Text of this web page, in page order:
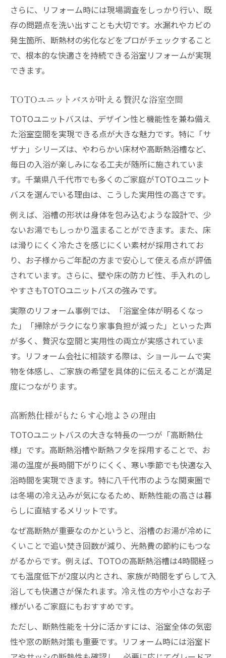
TOTOユニットバス選びで失敗しないコツ
リフォーム成功のための製品比較ポイント
TOTOユニットバス選びで注目すべき機能
後悔しないリフォームのポイントまとめ
高断熱仕様で家族全員が温まる理由
リフォームで叶う高断熱浴槽の温かさ
TOTOユニットバスが守る家族の健康
寒い季節も快適な浴室空間の秘訣
高断熱仕様のリフォームが選ばれる理由
暮らしを変える最新浴室リフォーム指南
リフォームで叶う理想の浴室ライフ
TOTOユニットバスの最新技術を徹底解説
快適・省エネを両立するリフォーム事例
暮らしを豊かにする浴室リフォームの極意
リフォーム後に実感する生活の変化とは
さらに、リフォーム時には現場調査をしっかり行い、既
存の問題点を洗い出すことも大切です。水漏れやカビの
発生箇所、断熱材の劣化などをプロがチェックすること
で、根本的な快適さを持続できる浴室リフォームが実現
できます。
TOTOユニットバスが叶える贅沢な浴室空間
TOTOユニットバスは、デザイン性と機能性を兼ね備え
た浴室空間を実現できる点が大きな魅力です。特に「サ
ザナ」シリーズは、やわらかい床材や高断熱浴槽など、
毎日の入浴が楽しみになる工夫が随所に施されていま
す。千葉県八千代市でも多くのご家庭がTOTOユニット
バスを選んでいる理由は、こうした実用性の高さです。
例えば、浴槽の形状は身体を包み込むような設計で、少
ないお湯でもしっかり温まることができます。また、床
は滑りにくく冷たさを感じにくい素材が採用されてお
り、お子様からご年配の方まで安心して使える点が評価
されています。さらに、壁や床の防カビ性、手入れのし
やすさもTOTOユニットバスの強みです。
実際のリフォーム事例では、「浴室全体が明るくなっ
た」「掃除がラクになり家事負担が減った」といった声
が多く、贅沢な空間と実用性の両立が実感されていま
す。リフォーム会社に相談する際は、ショールームで実
物を体感し、ご家族の希望を具体的に伝えることが満足
度につながります。
高断熱仕様がもたらす心地よさの理由
TOTOユニットバスの大きな特長の一つが「高断熱仕
様」です。高断熱浴槽や断熱フタを採用することで、お
湯の温度が長時間下がりにくく、寒い季節でも快適な入
浴時間を実現できます。特に八千代市のような関東圏で
は冬場の冷え込みが気になるため、断熱性能の高さは暮
らしに直結するメリットです。
なぜ高断熱が重要なのかというと、浴槽のお湯が冷めに
くいことで追い焚き回数が減り、光熱費の節約にもつな
がるからです。例えば、TOTOの高断熱浴槽は4時間経っ
ても温度低下が2度以内とされ、家族が時間をずらして入
浴しても快適さが保たれます。冷え性の方や小さなお子
様がいるご家庭にもおすすめです。
ただし、断熱性能を十分に活かすには、浴室全体の気密
性や窓の断熱対策も重要です。リフォーム時には浴室ド